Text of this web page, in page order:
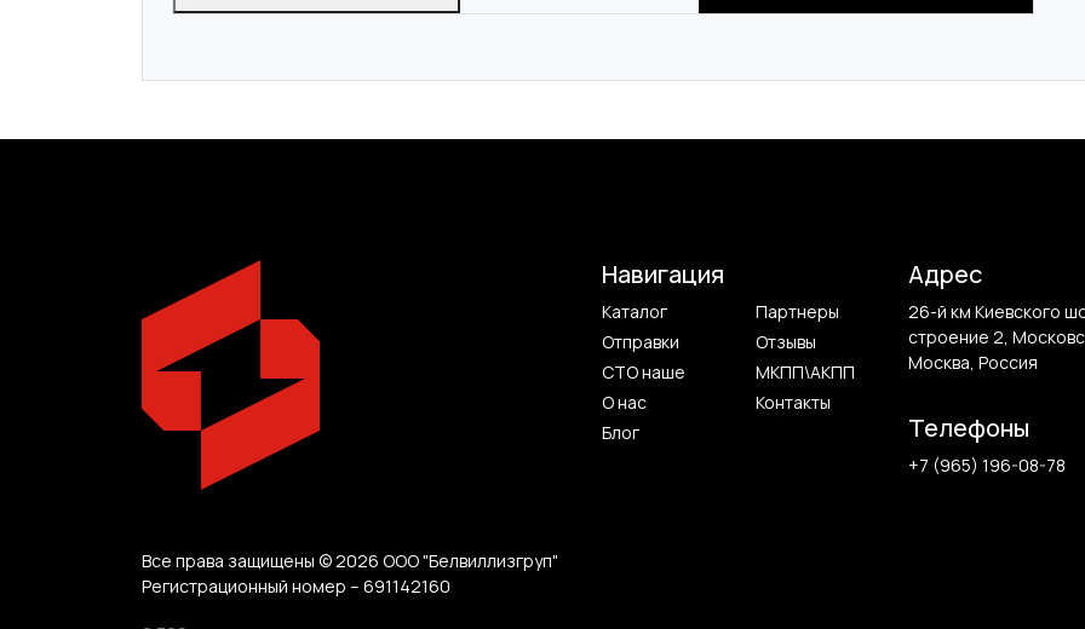
Все права защищены © 2026 ООО "Белвиллизгруп"
Регистрационный номер – 691142160
Навигация
Каталог
Партнеры
Отправки
Отзывы
СТО наше
МКПП\АКПП
О нас
Контакты
Блог
Адрес
26-й км Киевского
строение 2,
Москва, Россия
Телефоны
+7 (965) 196-08-78